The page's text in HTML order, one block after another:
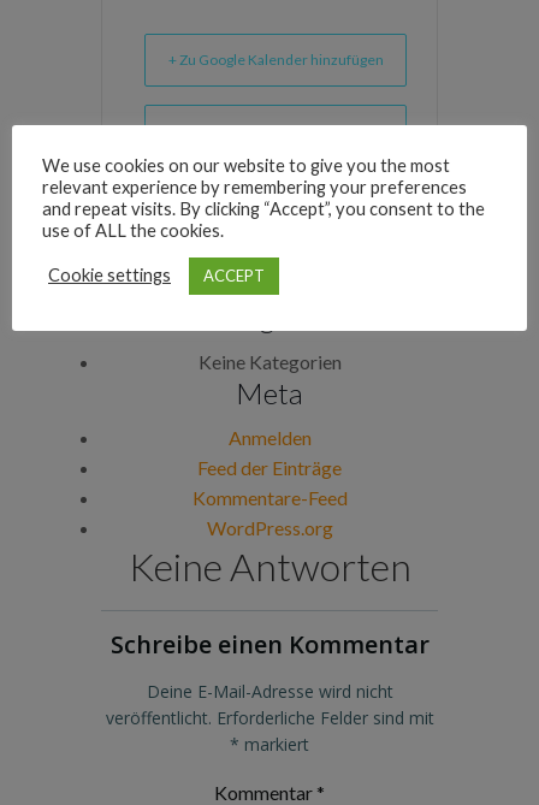
+ Zu Google Kalender hinzufügen
+ iCal / Outlook export
Archive
Keine Kategorien
Meta
Anmelden
Feed der Einträge
Kommentare-Feed
WordPress.org
Keine Antworten
Schreibe einen Kommentar
Deine E-Mail-Adresse wird nicht
veröffentlicht. Erforderliche Felder sind mit
* markiert
Kommentar *
We use cookies on our website to give you the most
relevant experience by remembering your preferences
and repeat visits. By clicking “Accept”, you consent to the
use of ALL the cookies.
Cookie settings ACCEPT